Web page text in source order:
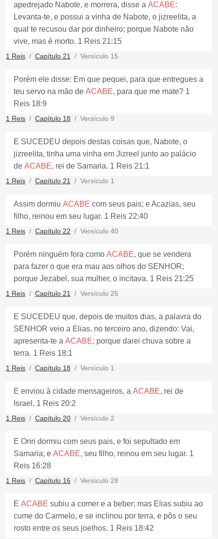
apedrejado Nabote, e morrera, disse a ACABE:
Levanta-te, e possui a vinha de Nabote, o jizreelita, a
qual te recusou dar por dinheiro; porque Nabote não
vive, mas é morto. 1 Reis 21:15
1 Reis Capítulo 21 Versículo 15
Porém ele disse: Em que pequei, para que entregues a
teu servo na mão de ACABE, para que me mate? 1
Reis 18:9
1 Reis Capítulo 18 Versículo 9
E SUCEDEU depois destas coisas que, Nabote, o
jizreelita, tinha uma vinha em Jizreel junto ao palácio
de ACABE, rei de Samaria. 1 Reis 21:1
1 Reis Capítulo 21 Versículo 1
Assim dormiu ACABE com seus pais; e Acazias, seu
filho, reinou em seu lugar. 1 Reis 22:40
1 Reis Capítulo 22 Versículo 40
Porém ninguém fora como ACABE, que se vendera
para fazer o que era mau aos olhos do SENHOR;
porque Jezabel, sua mulher, o incitava. 1 Reis 21:25
1 Reis Capítulo 21 Versículo 25
E SUCEDEU que, depois de muitos dias, a palavra do
SENHOR veio a Elias, no terceiro ano, dizendo: Vai,
apresenta-te a ACABE; porque darei chuva sobre a
terra. 1 Reis 18:1
1 Reis Capítulo 18 Versículo 1
E enviou à cidade mensageiros, a ACABE, rei de
Israel, 1 Reis 20:2
1 Reis Capítulo 20 Versículo 2
E Onri dormiu com seus pais, e foi sepultado em
Samaria; e ACABE, seu filho, reinou em seu lugar. 1
Reis 16:28
1 Reis Capítulo 16 Versículo 28
E ACABE subiu a comer e a beber; mas Elias subiu ao
cume do Carmelo, e se inclinou por terra, e pôs o seu
rosto entre os seus joelhos. 1 Reis 18:42